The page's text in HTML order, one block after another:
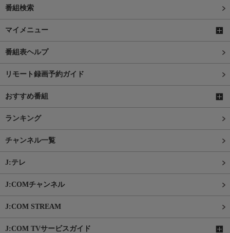
番組検索
マイメニュー
番組表ヘルプ
リモート録画予約ガイド
おすすめ番組
ランキング
チャンネル一覧
J:テレ
J:COMチャンネル
J:COM STREAM
J:COM TVサービスガイド